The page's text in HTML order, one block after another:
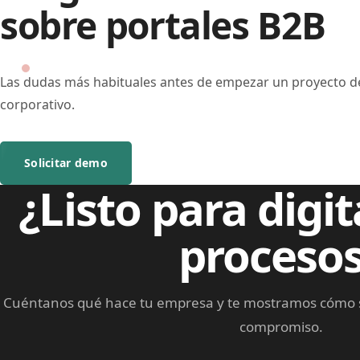
sobre portales B2B
Las dudas más habituales antes de empezar un proyecto
corporativo.
Solicitar demo
¿Listo para
Cuéntanos qué hace tu empresa y te mostramos
compromiso.